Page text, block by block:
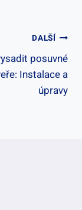
DALŠÍ
posuvné
Instalace a
úpravy